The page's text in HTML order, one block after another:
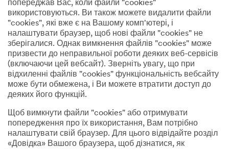
попереджав Вас, коли файли "cookies"
використовуються. Ви також можете видалити файли
"cookies", які вже є на Вашому комп'ютері, і
налаштувати браузер, щоб нові файли "cookies" не
зберігалися. Однак вимкнення файлів "cookies" може
призвести до неправильної роботи деяких веб-сервісів
(включаючи цей вебсайт). Зверніть увагу, що при
відхиленні файлів "cookies" функціональність вебсайту
може бути обмежена, і Ви можете втратити доступ до
деяких його функцій.
Щоб вимкнути файли "cookies" або отримувати
попередження про їх використання, Вам потрібно
налаштувати свій браузер. Для цього відвідайте розділ
«Довідка» Вашого браузера, щоб дізнатися, як